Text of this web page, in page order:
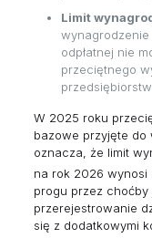
Limit
wynagrodzenie
odpłatnej nie
przeciętnego
W 2025 roku
bazowe przyjęte do
oznacza, że limit
na rok 2026 wynosi
progu przez
przerejestrowanie
się z dodatkowymi